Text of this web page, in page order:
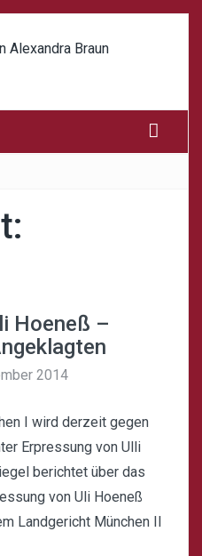
Hoeneß –
2014
I wird derzeit gegen
Erpressung von Ulli
berichtet über das
von Uli Hoeneß
Landgericht München II